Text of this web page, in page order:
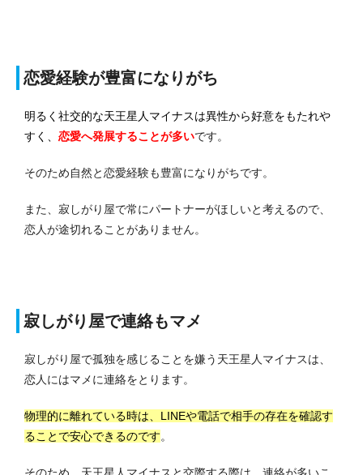
恋愛経験が豊富になりがち
明るく社交的な天王星人マイナスは異性から好意をもたれや
すく、 恋愛へ発展することが多いです。
そのため自然と恋愛経験も豊富になりがちです。
また、寂しがり屋で常にパートナーがほしいと考えるので、
恋人が途切れることがありません。
寂しがり屋で連絡もマメ
寂しがり屋で孤独を感じることを嫌う天王星人マイナスは、
恋人にはマメに連絡をとります。
物理的に離れている時は、LINEや電話で相手の存在を確認す
ることで安心できるのです。